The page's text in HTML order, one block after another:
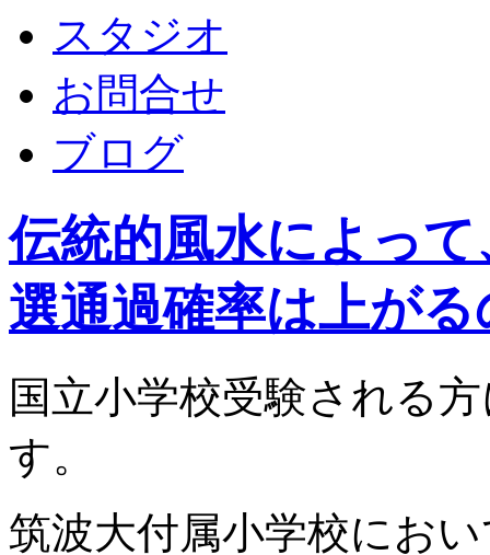
スタジオ
お問合せ
ブログ
伝統的風水によっ
選通過確率は上が
国立小学校受験される
す。
筑波大付属小学校にお